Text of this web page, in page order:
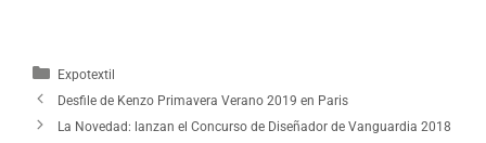
Expotextil
Desfile de Kenzo Primavera Verano 2019 en Paris
La Novedad: lanzan el Concurso de Diseñador de Vanguardia 2018